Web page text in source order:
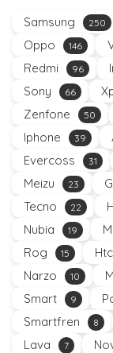
Samsung 250
Oppo 146
Redmi 96
Sony 66
Zenfone 50
Iphone 39
Evercoss 31
Meizu 23
Tecno 22
Nubia 19
Rog 15 Htc
Narzo 10
Smart 9
Smartfren 8
Lava 7